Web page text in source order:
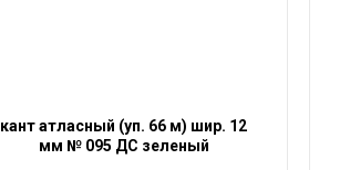
кант атласный (уп. 66 м) шир. 12
мм № 095 ДС зеленый